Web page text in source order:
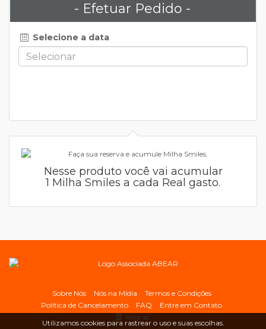
Utilizamos cookies para rastrear o uso e suas escolhas.
- Efetuar Pedido -
Selecione a data
Nesse produto você vai acumular
1 Milha Smiles a cada Real gasto.
Sobre Nós Nós na Mídia
Termos e Condições
Política de Cancelamento
FAQ
Entre em Contato
Regras